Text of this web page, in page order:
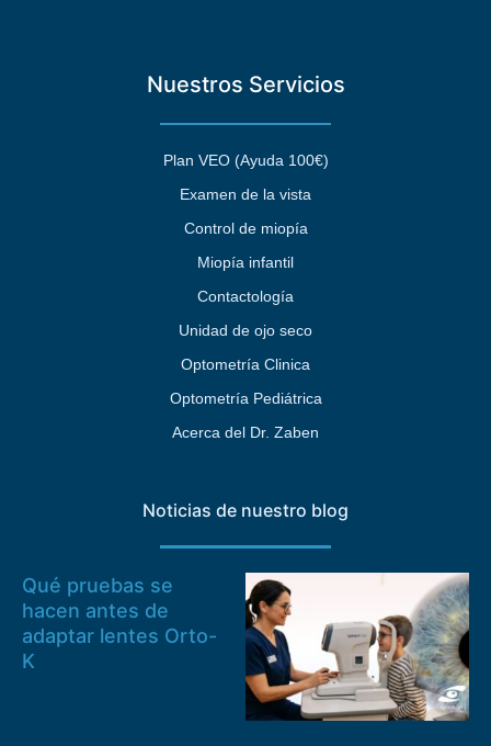
Nuestros Servicios
Plan VEO (Ayuda 100€)
Examen de la vista
Control de miopía
Miopía infantil
Contactología
Unidad de ojo seco
Optometría Clinica
Optometría Pediátrica
Acerca del Dr. Zaben
Noticias de nuestro blog
Qué pruebas se
hacen antes de
adaptar lentes Orto-
K